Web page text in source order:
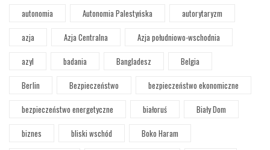
autonomia
Autonomia Palestyńska
autorytaryzm
azja
Azja Centralna
Azja południowo-wschodnia
azyl
badania Bangladesz
Belgia
Berlin
Bezpieczeństwo
bezpieczeństwo ekonomiczne
bezpieczeństwo energetyczne
białoruś
Biały Dom
biznes
bliski wschód
Boko Haram